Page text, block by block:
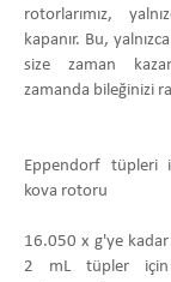
rotorlarımız,
kapanır. Bu,
size zaman
zamanda bileğinizi
Eppendorf tüpleri
kova rotoru
16.050 x g'ye kadar
2 mL tüpler için